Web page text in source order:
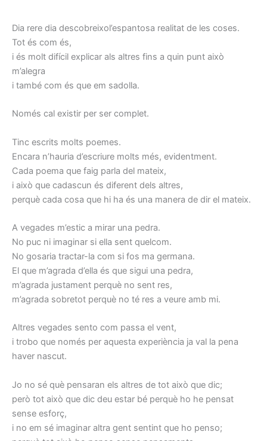
Dia rere dia descobreixol’espantosa realitat de les coses.
Tot és com és,
i és molt difícil explicar als altres fins a quin punt això
m’alegra
i també com és que em sadolla.
Només cal existir per ser complet.
Tinc escrits molts poemes.
Encara n’hauria d’escriure molts més, evidentment.
Cada poema que faig parla del mateix,
i això que cadascun és diferent dels altres,
perquè cada cosa que hi ha és una manera de dir el mateix.
A vegades m’estic a mirar una pedra.
No puc ni imaginar si ella sent quelcom.
No gosaria tractar-la com si fos ma germana.
El que m’agrada d’ella és que sigui una pedra,
m’agrada justament perquè no sent res,
m’agrada sobretot perquè no té res a veure amb mi.
Altres vegades sento com passa el vent,
i trobo que només per aquesta experiència ja val la pena
haver nascut.
Jo no sé què pensaran els altres de tot això que dic;
però tot això que dic deu estar bé perquè ho he pensat
sense esforç,
i no em sé imaginar altra gent sentint que ho penso;